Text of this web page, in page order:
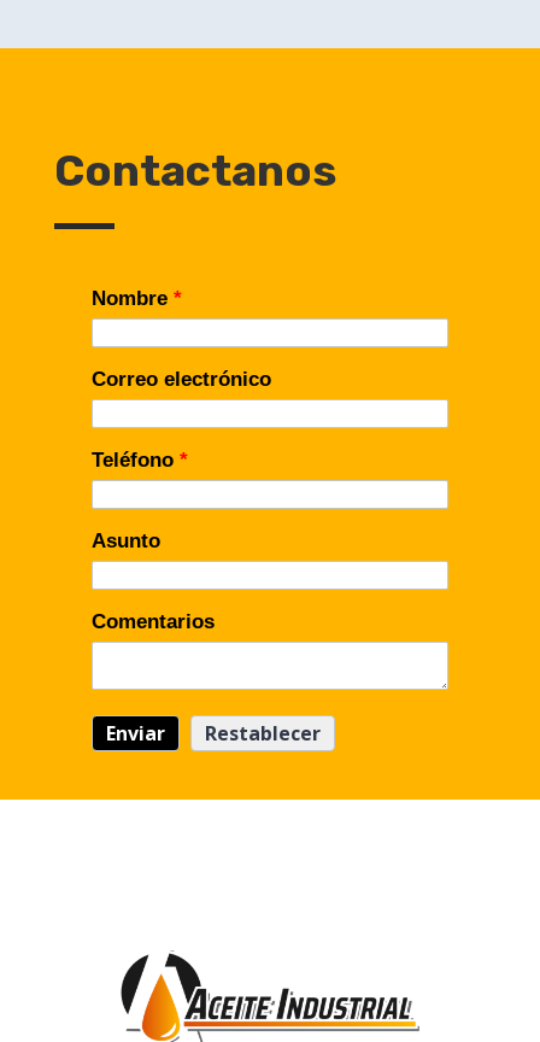
Contactanos
Nombre *
Correo electrónico
Teléfono *
Asunto
Comentarios